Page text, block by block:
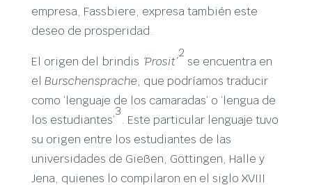
empresa, Fassbiere, expresa también este
deseo de prosperidad.
El origen del brindis ‘Prosit’
2
se encuentra en
el Burschensprache, que podríamos traducir
como ‘lenguaje de los camaradas’ o ‘lengua de
los estudiantes’
3
. Este particular lenguaje tuvo
su origen entre los estudiantes de las
universidades de Gießen, Göttingen, Halle y
Jena, quienes lo compilaron en el siglo XVIII